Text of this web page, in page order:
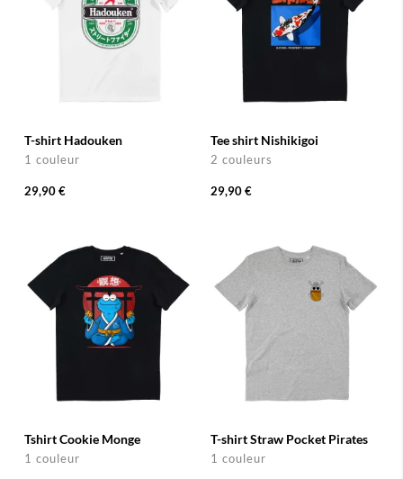
T-shirt Hadouken
1 couleur
29,90 €
Tee shirt Nishikigoi
2 couleurs
29,90 €
Tshirt Cookie Monge
1 couleur
T-shirt Straw Pocket Pirates
1 couleur